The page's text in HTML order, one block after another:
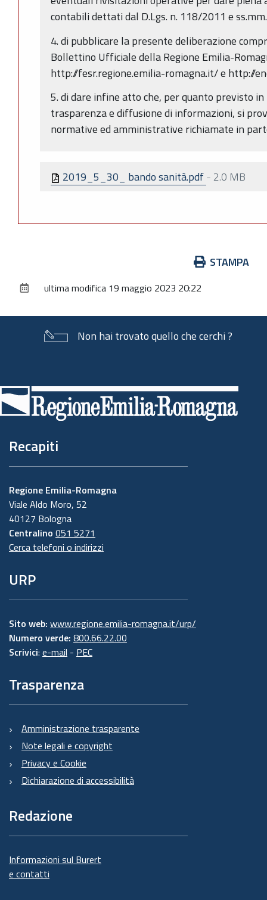
contabili dettati dal D.Lgs. n. 118/2011 e
4. di pubblicare la presente deliberazione
Bollettino Ufficiale della Regione Emilia-
http://fesr.regione.emilia-romagna.it/ e http://
5. di dare infine atto che, per quanto previsto
trasparenza e diffusione di informazioni, si
normative ed amministrative richiamate in
2019_5_30_ bando sanità.pdf- 2.0 MB
documento
STAMPA
ultima modifica 19 maggio 2023 20:22
Non hai trovato quello che cerchi ?
di
pagina
Recapiti
Regione Emilia-Romagna
Viale Aldo Moro, 52
40127 Bologna
Centralino 051 5271
Cerca telefoni o indirizzi
URP
Sito web: www.regione.emilia-romagna.it/urp/
Numero verde: 800.66.22.00
Scrivici: e-mail - PEC
Trasparenza
Amministrazione trasparente
Note legali e copyright
Privacy e Cookie
Dichiarazione di accessibilità
Redazione
Informazioni sul Burert
e contatti